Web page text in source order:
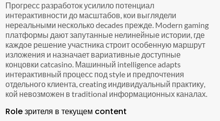
Прогресс разработок усилило потенциал
интерактивности до масштабов, кои выглядели
нереальными несколько decades прежде. Modern gaming
платформы дают запутанные нелинейные истории, где
каждое решение участника строит особенную маршрут
изложения и назначает вариативные доступные
концовки catcasino. Машинный intelligence adapts
интерактивный процесс под style и предпочтения
отдельного клиента, creating индивидуальный практику,
кой невозможен в traditional информационных каналах.
Role зрителя в текущем content